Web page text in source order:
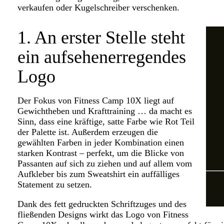
verkaufen oder Kugelschreiber verschenken.
1. An erster Stelle steht
ein aufsehenerregendes
Logo
Der Fokus von Fitness Camp 10X liegt auf
Gewichtheben und Krafttraining … da macht es
Sinn, dass eine kräftige, satte Farbe wie Rot Teil
der Palette ist. Außerdem erzeugen die
gewählten Farben in jeder Kombination einen
starken Kontrast – perfekt, um die Blicke von
Passanten auf sich zu ziehen und auf allem vom
Aufkleber bis zum Sweatshirt ein auffälliges
Statement zu setzen.
Dank des fett gedruckten Schriftzuges und des
fließenden Designs wirkt das Logo von Fitness